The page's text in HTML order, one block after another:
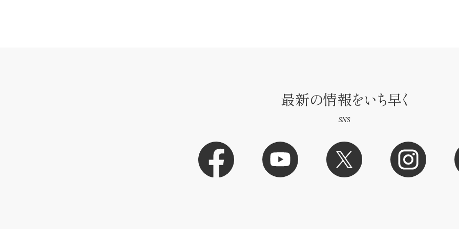
最新の情報をいち早く
SNS